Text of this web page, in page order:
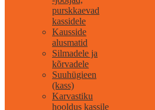
purskkaevad
kassidele
Kausside
alusmatid
Silmadele ja
kõrvadele
Suuhügieen
(kass)
Karvastiku
hooldus kassile